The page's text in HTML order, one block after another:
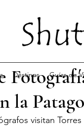
Destinos Guías de
la
visitan